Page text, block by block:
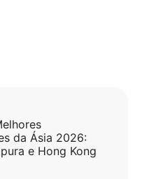
da Ásia 2026:
e Hong Kong